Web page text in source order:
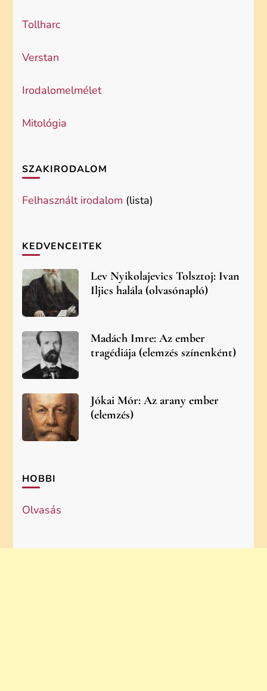
Tollharc
Verstan
Irodalomelmélet
Mitológia
SZAKIRODALOM
Felhasznált irodalom (lista)
KEDVENCEITEK
Lev Nyikolajevics Tolsztoj: Ivan
Iljics halála (olvasónapló)
Madách Imre: Az ember
tragédiája (elemzés színenként)
Jókai Mór: Az arany ember
(elemzés)
HOBBI
Olvasás